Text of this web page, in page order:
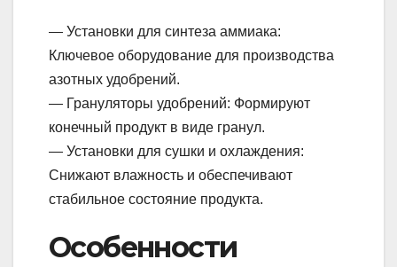
— Установки для синтеза аммиака:
Ключевое оборудование для производства
азотных удобрений.
— Грануляторы удобрений: Формируют
конечный продукт в виде гранул.
— Установки для сушки и охлаждения:
Снижают влажность и обеспечивают
стабильное состояние продукта.
Особенности